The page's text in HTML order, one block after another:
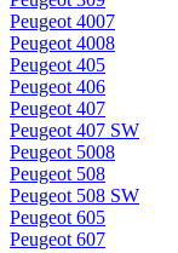
Peugeot 4007
Peugeot 4008
Peugeot 405
Peugeot 406
Peugeot 407
Peugeot 407 SW
Peugeot 5008
Peugeot 508
Peugeot 508 SW
Peugeot 605
Peugeot 607